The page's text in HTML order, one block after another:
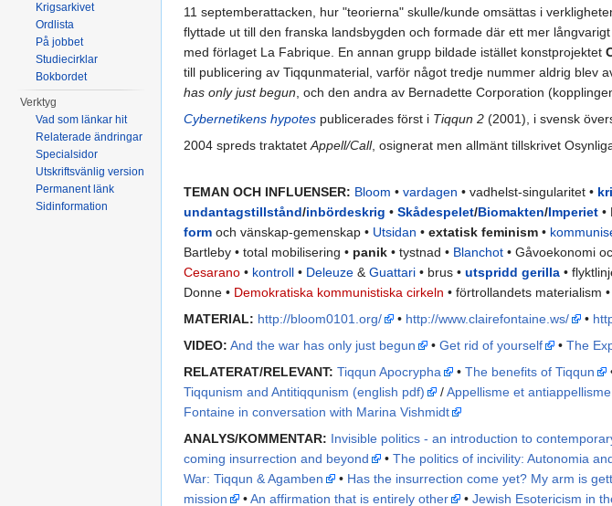
11 septemberattacken, hur "teorierna" skulle/kunde omsättas i
flyttade ut till den franska landsbygden och formade där ett mer
med förlaget La Fabrique. En annan grupp bildade istället konstprojektet
till publicering av Tiqqunmaterial, varför något tredje nummer aldrig blev
has only just begun , och den andra av Bernadette Corporation
Cybernetikens hypotes publicerades först i Tiqqun 2 (2001), i svensk
2004 spreds traktatet Appell/Call, osignerat men allmänt tillskrivet
TEMAN OCH INFLUENSER: Bloom • vardagen • vadhelst-singularitet •
undantagstillstånd/inbördeskrig • Skådespelet/Biomakten/Imperiet •
form och vänskap-gemenskap • Utsidan • extatisk feminism •
Bartleby • total mobilisering • panik • tystnad • Blanchot • Gåvoekonomi
Cesarano • kontroll • Deleuze & Guattari • brus • utspridd gerilla •
Donne • Demokratiska kommunistiska cirkeln • förtrollandets materialism •
MATERIAL: http://bloom0101.org/ • http://www.clairefontaine.ws/ •
VIDEO: And the war has only just begun • Get rid of yourself • The
RELATERAT/RELEVANT: Tiqqun Apocrypha • The benefits of Tiqqun
Tiqqunism and Antitiqqunism (english pdf)
/Appellisme et antiappellisme
Fontaine in conversation with Marina Vishmidt
ANALYS/KOMMENTAR: Invisible politics - an introduction to
coming insurrection and beyond
• The politics of incivility: Autonomia
War: Tiqqun & Agamben
• Has the insurrection come yet? My arm is
mission
•An affirmation that is entirely other • Jewish Esotericism in
Krigsarkivet
Ordlista
På jobbet
Studiecirklar
Bokbordet
Verktyg
Vad som länkar hit
Relaterade ändringar
Specialsidor
Utskriftsvänlig version
Permanent länk
Sidinformation